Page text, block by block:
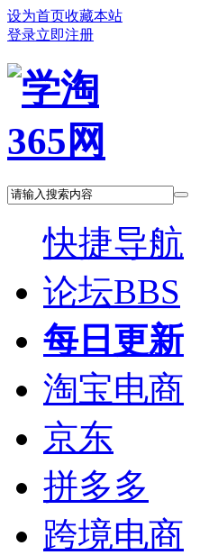
设为首页收藏本站
登录立即注册
快捷导航
论坛BBS
每日更新
淘宝电商
京东
拼多多
跨境电商